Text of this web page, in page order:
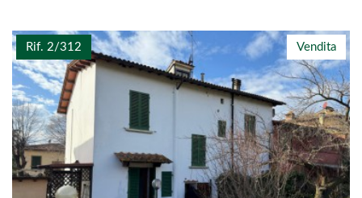
Vendita
Rif. 2/312